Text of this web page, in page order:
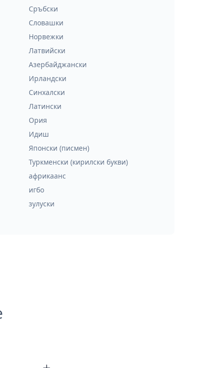
Сръбски
Словашки
Норвежки
Латвийски
Азербайджански
Ирландски
Синхалски
Латински
Ория
Идиш
Японски (писмен)
Туркменски (кирилски букви)
африкаанс
игбо
зулуски